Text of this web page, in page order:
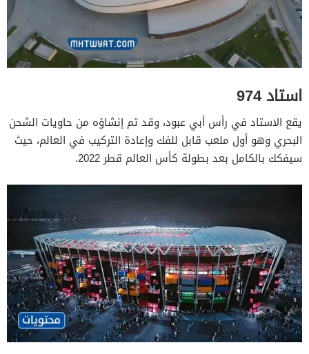
استاد 974
يقع الاستاد في رأس أبي عبود، وقد تم إنشاؤه من حاويات الشحن
البحري وهو أول ملعب قابل للفك وإعادة التركيب في العالم، حيث
سيفكك بالكامل بعد بطولة كأس العالم قطر 2022.